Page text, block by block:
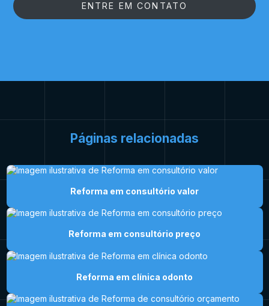
ENTRE EM CONTATO
Páginas relacionadas
Reforma em consultório valor
Reforma em consultório preço
Reforma em clínica odonto